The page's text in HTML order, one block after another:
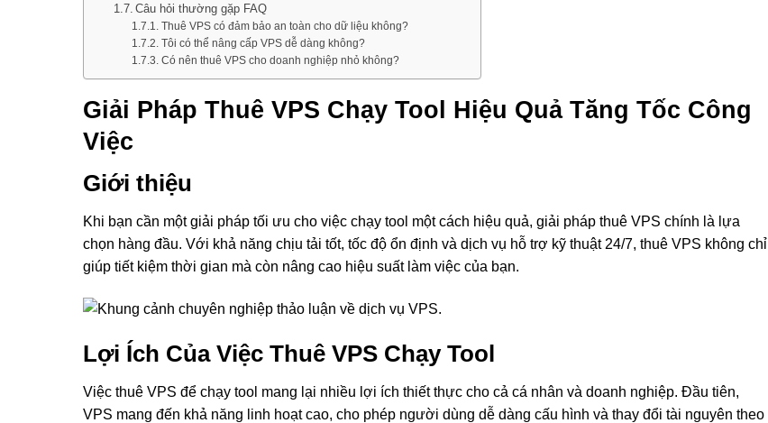
Câu hỏi thường gặp FAQ
Thuê VPS có đảm bảo an toàn cho dữ liệu không?
Tôi có thể nâng cấp VPS dễ dàng không?
Có nên thuê VPS cho doanh nghiệp nhỏ không?
Giải Pháp Thuê VPS Chạy Tool Hiệu Quả Tăng Tốc Công
Việc
Giới thiệu
Khi bạn cần một giải pháp tối ưu cho việc chạy tool một cách hiệu quả, giải pháp thuê VPS chính là lựa
chọn hàng đầu. Với khả năng chịu tải tốt, tốc độ ổn định và dịch vụ hỗ trợ kỹ thuật 24/7, thuê VPS không chỉ
giúp tiết kiệm thời gian mà còn nâng cao hiệu suất làm việc của bạn.
Lợi Ích Của Việc Thuê VPS Chạy Tool
Việc thuê VPS để chạy tool mang lại nhiều lợi ích thiết thực cho cả cá nhân và doanh nghiệp. Đầu tiên,
VPS mang đến khả năng linh hoạt cao, cho phép người dùng dễ dàng cấu hình và thay đổi tài nguyên theo